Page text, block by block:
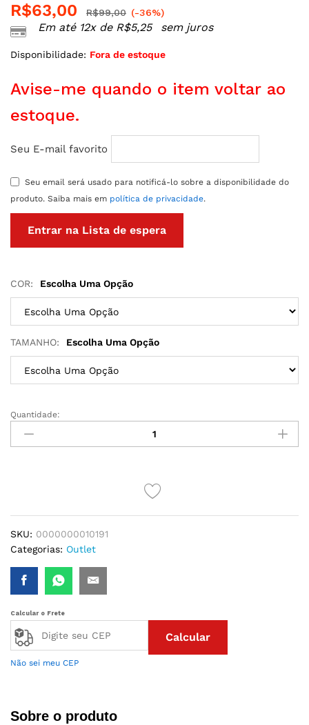
R$63,00 R$99,00 (-36%)
Em até 12x de R$5,25 sem juros
Disponibilidade: Fora de estoque
Avise-me quando o item voltar ao
estoque.
Seu E-mail favorito
Seu email será usado para notificá-lo sobre a disponibilidade do
produto. Saiba mais em política de privacidade.
COR: Escolha Uma Opção
TAMANHO: Escolha Uma Opção
CONJUNTO
RENDA
Quantidade:
SKU: 0000000010191
Categorias: Outlet
Calcular o Frete
Calcular
Não sei meu CEP
Sobre o produto